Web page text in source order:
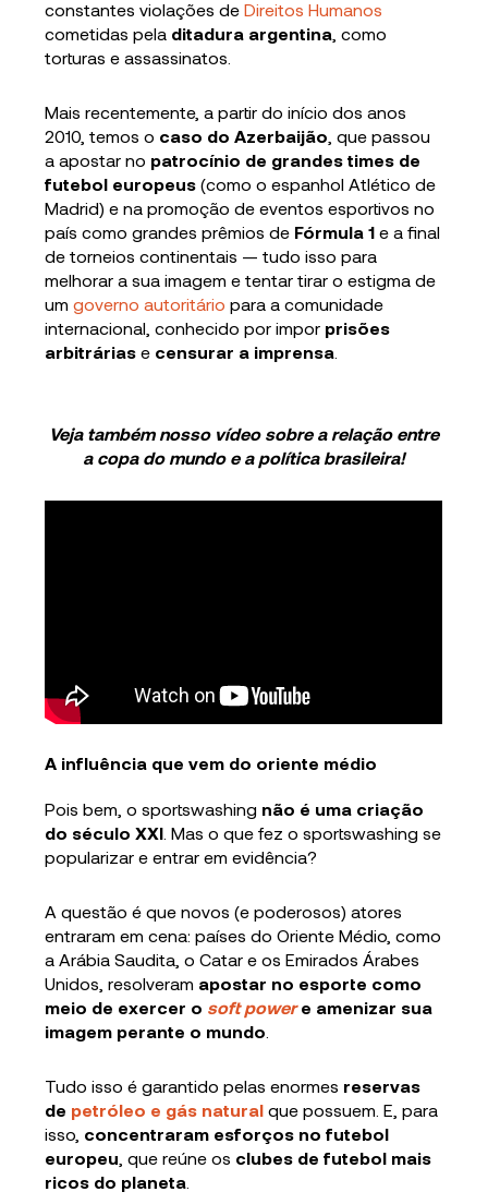
constantes violações deDireitos Humanos
cometidas pela ditadura argentina , como
torturas e assassinatos.
Mais recentemente, a partir do início dos anos
2010, temos o caso do Azerbaijão , que passou
a apostar no patrocínio de grandes times de
futebol europeus (como o espanhol Atlético de
Madrid) e na promoção de eventos esportivos no
país como grandes prêmios de Fórmula 1 e a final
de torneios continentais — tudo isso para
melhorar a sua imagem e tentar tirar o estigma de
umgoverno autoritário para a comunidade
internacional, conhecido por impor prisões
arbitrárias e censurar a imprensa
Veja também nosso vídeo sobre a relação entre
a copa do mundo e a política brasileira!
A influência que vem do oriente médio
Pois bem, o sportswashing não é uma criação
do século XXI . Mas o que fez o sportswashing se
popularizar e entrar em evidência?
A questão é que novos (e poderosos) atores
entraram em cena: países do Oriente Médio, como
a Arábia Saudita, o Catar e os Emirados Árabes
Unidos, resolveram apostar no esporte como
meio de exercer o soft powere amenizar sua
imagem perante o mundo
Tudo isso é garantido pelas enormes reservas
de petróleo e gás natural que possuem. E, para
isso, concentraram esforços no futebol
europeu , que reúne os clubes de futebol mais
ricos do planeta